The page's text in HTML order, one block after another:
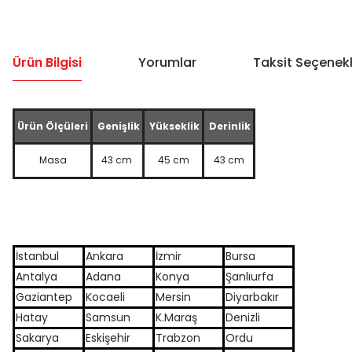
Ürün Bilgisi Yorumlar Taksit
Ürün Ölçüleri Genişlik Yükseklik Derinlik
Masa 43 cm 45 cm 43 cm
İstanbul Ankara İzmir
Bursa
Antalya
Adana Konya
Şanlıurfa
Gaziantep
Kocaeli Mersin
Diyarbakır
Hatay
Samsun K.Maraş
Denizli
Sakarya
Eskişehir Trabzon
Ordu